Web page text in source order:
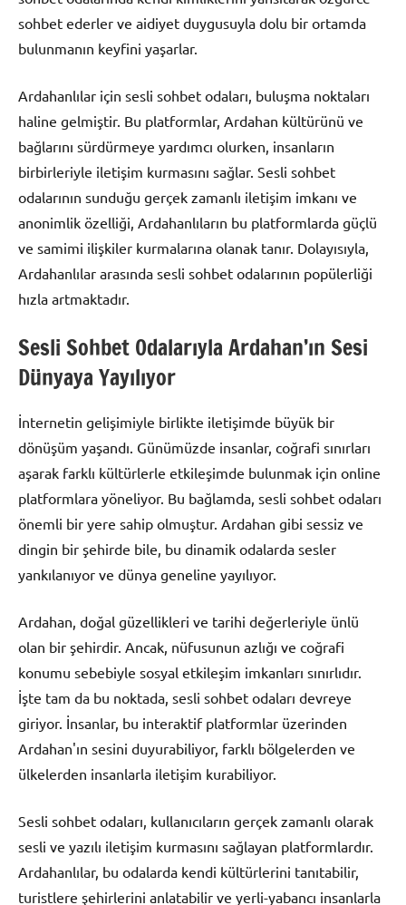
sohbet ederler ve aidiyet duygusuyla dolu bir ortamda
bulunmanın keyfini yaşarlar.
Ardahanlılar için sesli sohbet odaları, buluşma noktaları
haline gelmiştir. Bu platformlar, Ardahan kültürünü ve
bağlarını sürdürmeye yardımcı olurken, insanların
birbirleriyle iletişim kurmasını sağlar. Sesli sohbet
odalarının sunduğu gerçek zamanlı iletişim imkanı ve
anonimlik özelliği, Ardahanlıların bu platformlarda güçlü
ve samimi ilişkiler kurmalarına olanak tanır. Dolayısıyla,
Ardahanlılar arasında sesli sohbet odalarının popülerliği
hızla artmaktadır.
Sesli Sohbet Odalarıyla Ardahan’ın Sesi
Dünyaya Yayılıyor
İnternetin gelişimiyle birlikte iletişimde büyük bir
dönüşüm yaşandı. Günümüzde insanlar, coğrafi sınırları
aşarak farklı kültürlerle etkileşimde bulunmak için online
platformlara yöneliyor. Bu bağlamda, sesli sohbet odaları
önemli bir yere sahip olmuştur. Ardahan gibi sessiz ve
dingin bir şehirde bile, bu dinamik odalarda sesler
yankılanıyor ve dünya geneline yayılıyor.
Ardahan, doğal güzellikleri ve tarihi değerleriyle ünlü
olan bir şehirdir. Ancak, nüfusunun azlığı ve coğrafi
konumu sebebiyle sosyal etkileşim imkanları sınırlıdır.
İşte tam da bu noktada, sesli sohbet odaları devreye
giriyor. İnsanlar, bu interaktif platformlar üzerinden
Ardahan'ın sesini duyurabiliyor, farklı bölgelerden ve
ülkelerden insanlarla iletişim kurabiliyor.
Sesli sohbet odaları, kullanıcıların gerçek zamanlı olarak
sesli ve yazılı iletişim kurmasını sağlayan platformlardır.
Ardahanlılar, bu odalarda kendi kültürlerini tanıtabilir,
turistlere şehirlerini anlatabilir ve yerli-yabancı insanlarla